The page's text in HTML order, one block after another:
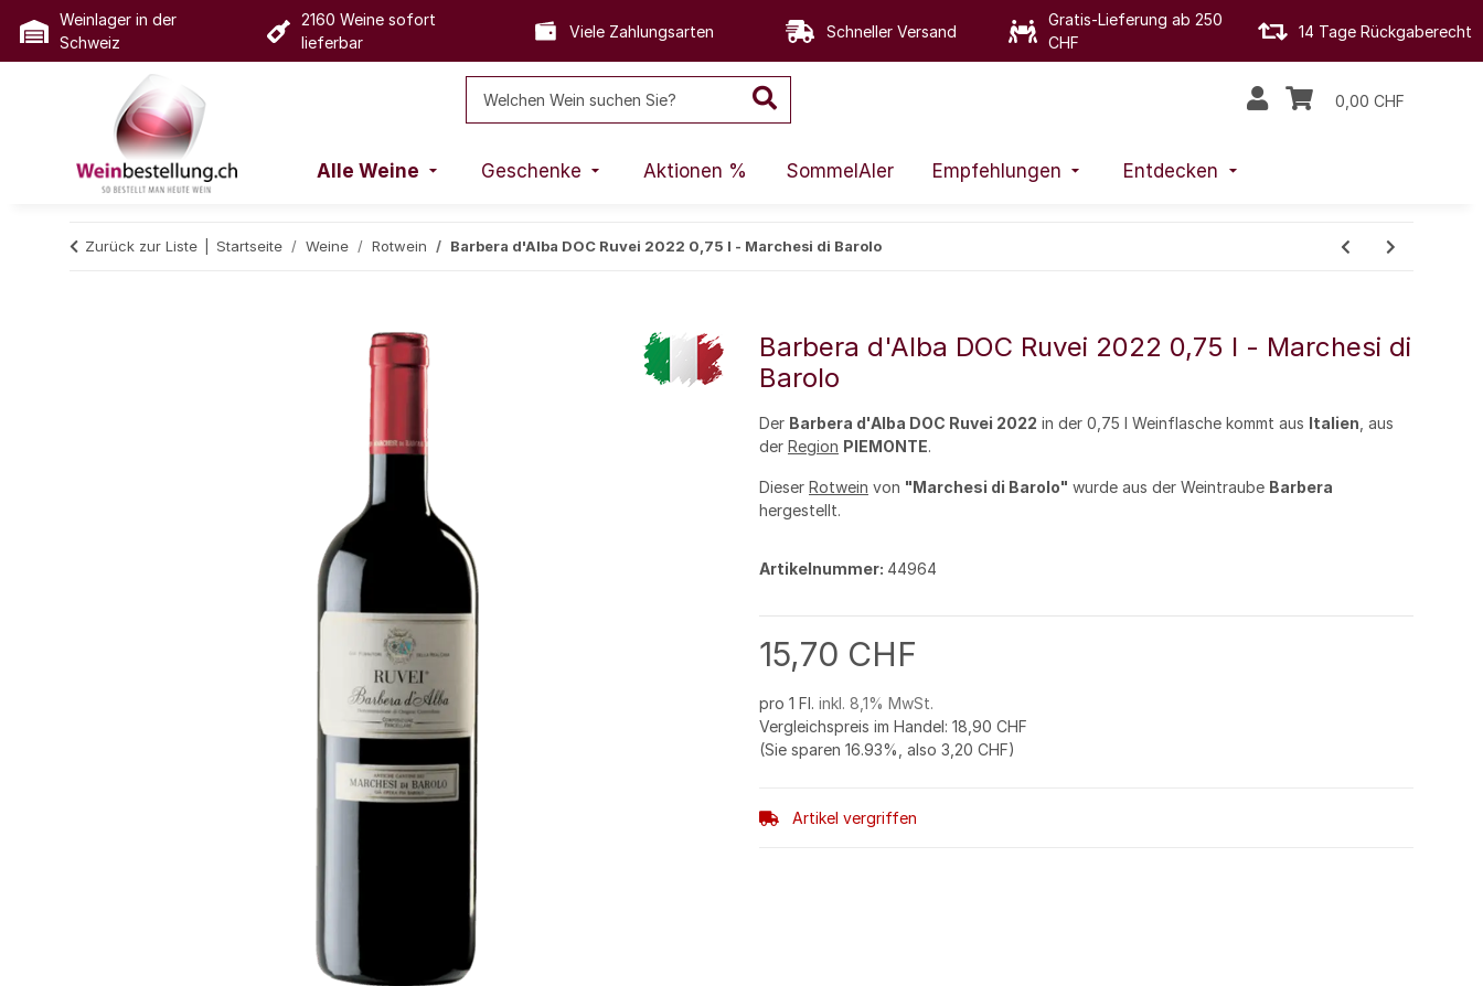
Weinlager in der
Schweiz
2160 Weine sofort
lieferbar
Viele Zahlungsarten Schneller Versand
Gratis-Lieferung ab 250
CHF
14 Tage Rückgaberecht
0,00 CHF
Alle Weine Geschenke Aktionen % SommelAIer Empfehlungen Entdecken
Zurück zur Liste Startseite Weine Rotwein Barbera d'Alba DOC Ruvei 2022 0,75 l - Marchesi di Barolo
Barbera d'Alba DOC Ruvei 2022 0,75 l - Marchesi di
Barolo
Der Barbera d'Alba DOC Ruvei 2022 in der 0,75 l Weinflasche kommt aus Italien , aus
der Region PIEMONTE.
Dieser Rotwein von "Marchesi di Barolo" wurde aus der Weintraube Barbera
hergestellt.
Artikelnummer: 44964
15,70 CHF
pro 1 Fl. inkl. 8,1% MwSt.
Vergleichspreis im Handel: 18,90 CHF
(Sie sparen 16.93% , also 3,20 CHF)
Artikel vergriffen